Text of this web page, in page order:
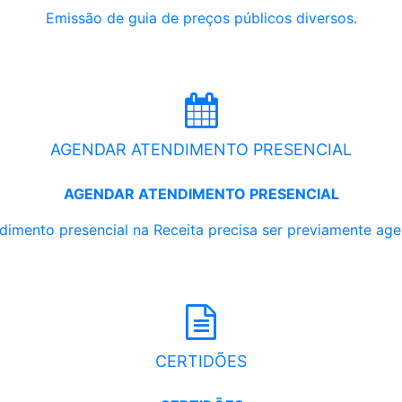
Emissão de guia de preços públicos diversos.
AGENDAR ATENDIMENTO PRESENCIAL
AGENDAR ATENDIMENTO PRESENCIAL
presencial na Receita precisa ser previamente
CERTIDÕES